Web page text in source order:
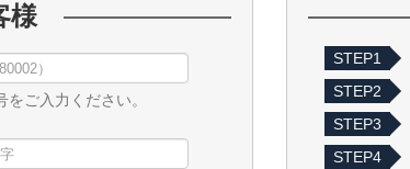
様
ご入力ください。
STEP1
STEP2
STEP3
STEP4